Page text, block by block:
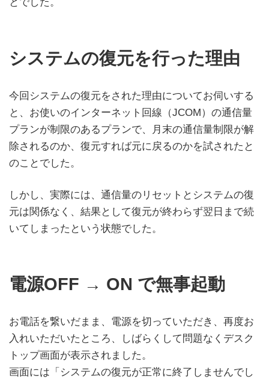
とでした。
システムの復元を行った理由
今回システムの復元をされた理由についてお伺いする
と、お使いのインターネット回線（JCOM）の通信量
プランが制限のあるプランで、月末の通信量制限が解
除されるのか、復元すれば元に戻るのかを試されたと
のことでした。
しかし、実際には、通信量のリセットとシステムの復
元は関係なく、結果として復元が終わらず翌日まで続
いてしまったという状態でした。
電源OFF → ON で無事起動
お電話を繋いだまま、電源を切っていただき、再度お
入れいただいたところ、しばらくして問題なくデスク
トップ画面が表示されました。
画面には「システムの復元が正常に終了しませんでし